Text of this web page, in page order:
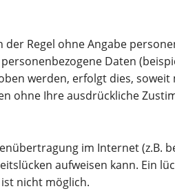
Regel ohne Angabe
Daten
werden, erfolgt dies, soweit
ohne Ihre ausdrückliche
im Internet (z.B.
aufweisen kann. Ein
nicht möglich.